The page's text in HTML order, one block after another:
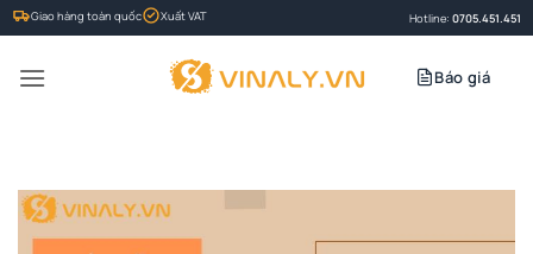
Bỏ
qua
nội
Giao hàng toàn quốc Xuất VAT Hotline: 0705.451.451
Báo giá